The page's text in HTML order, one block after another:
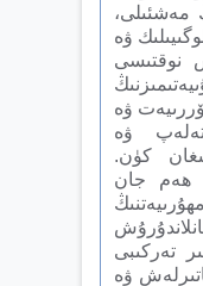
مەشئىلى،
ۋە
نوقتىسى
ۋە
ۋە
كۈن.
ھەم جان
تەركىبى
ۋە